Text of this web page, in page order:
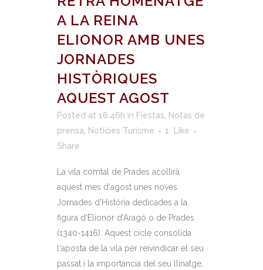
A LA REINA
ELIONOR AMB UNES
JORNADES
HISTÒRIQUES
AQUEST AGOST
Posted at 16:46h in Fiestas
Notas de
prensa
Notícies Turisme 1
Like
Share
La vila comtal de Prades acollirà
aquest mes d'agost unes noves
Jornades d'Història dedicades a la
figura d'Elionor d'Aragó o de Prades
(1340-1416). Aquest cicle consolida
l'aposta de la vila per reivindicar el seu
passat i la importància del seu llinatge,